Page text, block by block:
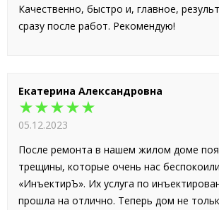
Качественно, быстро и, главное,
сразу после работ. Рекомендую!
Екатерина Александровна
★★★★★
05.12.2023
После ремонта в нашем жилом доме
трещины, которые очень нас
«ИнъектирЪ». Их услуга по
прошла на отлично. Теперь дом не